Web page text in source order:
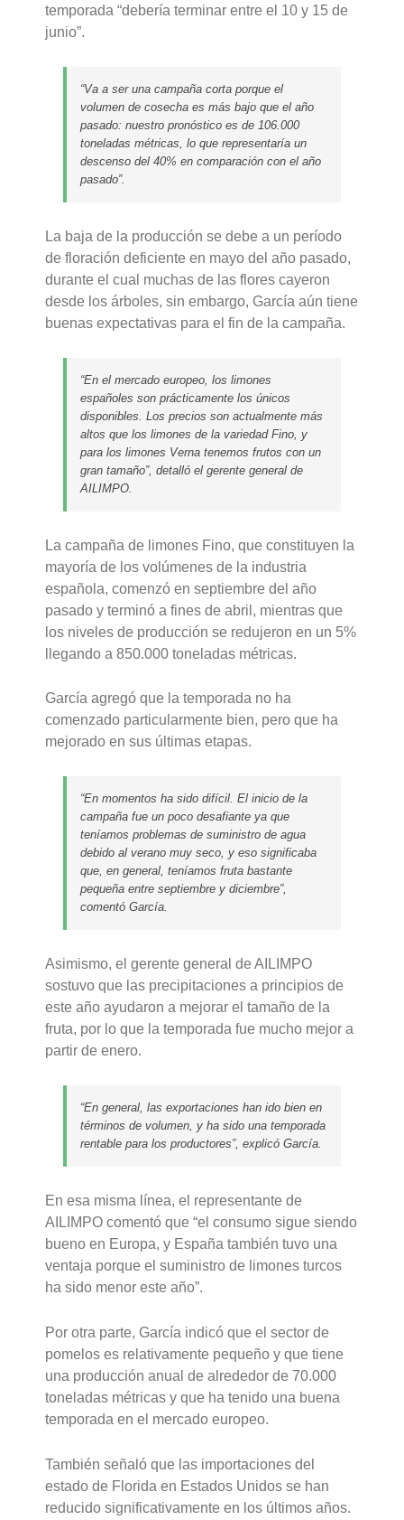
temporada “debería terminar entre el 10 y 15 de
junio”.
“Va a ser una campaña corta porque el
volumen de cosecha es más bajo que el año
pasado: nuestro pronóstico es de 106.000
toneladas métricas, lo que representaría un
descenso del 40% en comparación con el año
pasado”.
La baja de la producción se debe a un período
de floración deficiente en mayo del año pasado,
durante el cual muchas de las flores cayeron
desde los árboles, sin embargo, García aún tiene
buenas expectativas para el fin de la campaña.
“En el mercado europeo, los limones
españoles son prácticamente los únicos
disponibles. Los precios son actualmente más
altos que los limones de la variedad Fino, y
para los limones Verna tenemos frutos con un
gran tamaño”, detalló el gerente general de
AILIMPO.
La campaña de limones Fino, que constituyen la
mayoría de los volúmenes de la industria
española, comenzó en septiembre del año
pasado y terminó a fines de abril, mientras que
los niveles de producción se redujeron en un 5%
llegando a 850.000 toneladas métricas.
García agregó que la temporada no ha
comenzado particularmente bien, pero que ha
mejorado en sus últimas etapas.
“En momentos ha sido difícil. El inicio de la
campaña fue un poco desafiante ya que
teníamos problemas de suministro de agua
debido al verano muy seco, y eso significaba
que, en general, teníamos fruta bastante
pequeña entre septiembre y diciembre”,
comentó García.
Asimismo, el gerente general de AILIMPO
sostuvo que las precipitaciones a principios de
este año ayudaron a mejorar el tamaño de la
fruta, por lo que la temporada fue mucho mejor a
partir de enero.
“En general, las exportaciones han ido bien en
términos de volumen, y ha sido una temporada
rentable para los productores”, explicó García.
En esa misma línea, el representante de
AILIMPO comentó que “el consumo sigue siendo
bueno en Europa, y España también tuvo una
ventaja porque el suministro de limones turcos
ha sido menor este año”.
Por otra parte, García indicó que el sector de
pomelos es relativamente pequeño y que tiene
una producción anual de alrededor de 70.000
toneladas métricas y que ha tenido una buena
temporada en el mercado europeo.
También señaló que las importaciones del
estado de Florida en Estados Unidos se han
reducido significativamente en los últimos años.